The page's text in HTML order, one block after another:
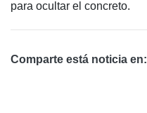
para ocultar el concreto.
Comparte está noticia en: